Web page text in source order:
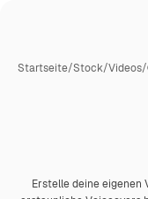
Startseite/Stock/Videos/
PremiumKI-generiert
Erstelle deine eigenen